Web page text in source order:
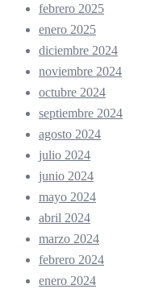
febrero 2025
enero 2025
diciembre 2024
noviembre 2024
octubre 2024
septiembre 2024
agosto 2024
julio 2024
junio 2024
mayo 2024
abril 2024
marzo 2024
febrero 2024
enero 2024